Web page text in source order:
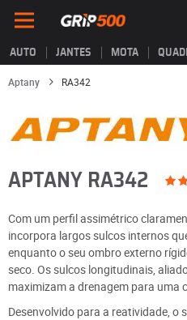
AUTO JANTES MOTA
Aptany RA342
APTANY RA342
Com um perfil assimétrico
incorpora largos sulcos internos
enquanto o seu ombro externo
seco. Os sulcos longitudinais,
maximizam a drenagem para uma
Desenvolvido para a reatividade, o